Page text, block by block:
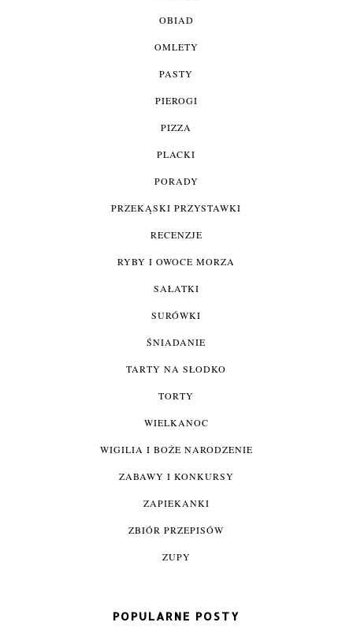
OBIAD
OMLETY
PASTY
PIEROGI
PIZZA
PLACKI
PORADY
PRZEKĄSKI PRZYSTAWKI
RECENZJE
RYBY I OWOCE MORZA
SAŁATKI
SURÓWKI
ŚNIADANIE
TARTY NA SŁODKO
TORTY
WIELKANOC
WIGILIA I BOŻE NARODZENIE
ZABAWY I KONKURSY
ZAPIEKANKI
ZBIÓR PRZEPISÓW
ZUPY
POPULARNE POSTY